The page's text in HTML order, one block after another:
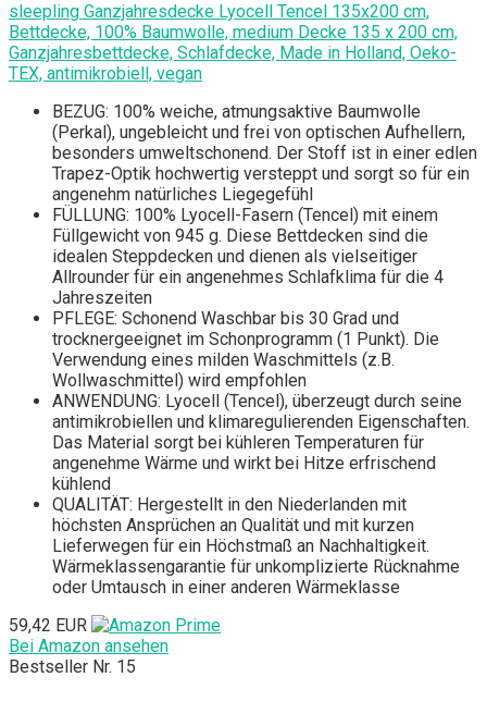
sleepling Ganzjahresdecke Lyocell Tencel 135x200 cm,
Bettdecke, 100% Baumwolle, medium Decke 135 x 200 cm,
Ganzjahresbettdecke, Schlafdecke, Made in Holland, Oeko-
TEX, antimikrobiell, vegan
BEZUG: 100% weiche, atmungsaktive Baumwolle
(Perkal), ungebleicht und frei von optischen Aufhellern,
besonders umweltschonend. Der Stoff ist in einer edlen
Trapez-Optik hochwertig versteppt und sorgt so für ein
angenehm natürliches Liegegefühl
FÜLLUNG: 100% Lyocell-Fasern (Tencel) mit einem
Füllgewicht von 945 g. Diese Bettdecken sind die
idealen Steppdecken und dienen als vielseitiger
Allrounder für ein angenehmes Schlafklima für die 4
Jahreszeiten
PFLEGE: Schonend Waschbar bis 30 Grad und
trocknergeeignet im Schonprogramm (1 Punkt). Die
Verwendung eines milden Waschmittels (z.B.
Wollwaschmittel) wird empfohlen
ANWENDUNG: Lyocell (Tencel), überzeugt durch seine
antimikrobiellen und klimaregulierenden Eigenschaften.
Das Material sorgt bei kühleren Temperaturen für
angenehme Wärme und wirkt bei Hitze erfrischend
kühlend
QUALITÄT: Hergestellt in den Niederlanden mit
höchsten Ansprüchen an Qualität und mit kurzen
Lieferwegen für ein Höchstmaß an Nachhaltigkeit.
Wärmeklassengarantie für unkomplizierte Rücknahme
oder Umtausch in einer anderen Wärmeklasse
59,42 EUR
Bei Amazon ansehen
Bestseller Nr. 15